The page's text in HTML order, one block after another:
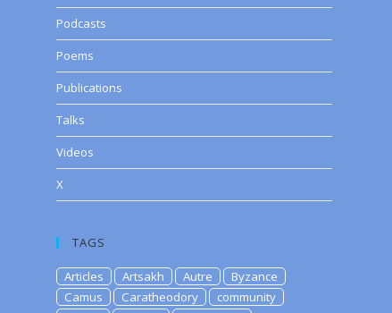
Podcasts
Poems
Publications
Talks
Videos
X
TAGS
Articles Artsakh Autre
Byzance
Camus
Caratheodory
community